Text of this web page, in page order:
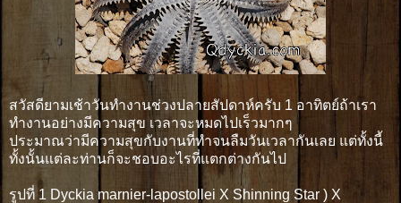
สวัสดียามเช้าวันทำงานช่วงปลายสัปดาห์ครับ 1 อาทิตย์ถ้าเรา
ทำงานอย่างมีความสุข เวลาจะหมดไปเร็วมากๆ
ประมาณว่ามีความสุขกับงานที่ทำจนลืมวันเวลากันเลย แต่ทั้งนี้
ทั้งนั้นแต่ละท่านก็จะชอบอะไรที่แตกต่างกันไป
รูปที่ 1 Dyckia marnier-lapostollei X Shinning Star ) X